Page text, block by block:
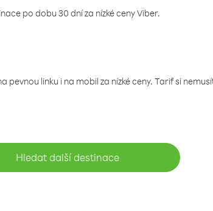
po dobu 30 dní za nízké ceny Viber.
linku i na mobil za nízké ceny. Tarif si
Hledat další destinace